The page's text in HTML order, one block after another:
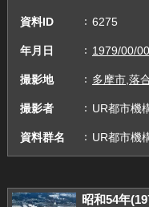
資料ID 6275
年月日 1979/00/00
撮影地 多摩市,落
撮影者 UR都市機
資料群名 UR都市機
昭和54年